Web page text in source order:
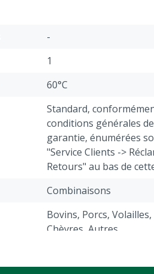
-
1
60°C
Standard,
conditions générales
garantie, énumérées
"Service Clients ->
Retours" au bas de
Combinaisons
Bovins, Porcs,
Chèvres, Autres